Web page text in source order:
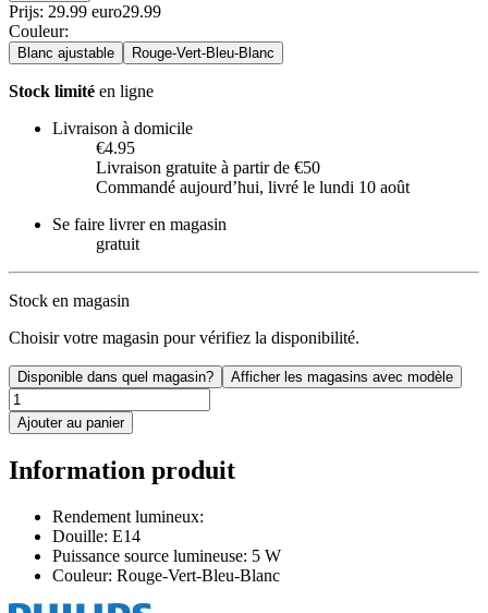
Prijs: 29.99 euro29.99
Couleur:
Blanc ajustable Rouge-Vert-Bleu-Blanc
Stock limité en ligne
Livraison à domicile
€4.95
Livraison gratuite à partir de €50
Commandé aujourdʼhui, livré le lundi 10 août
Se faire livrer en magasin
gratuit
Stock en magasin
Choisir votre magasin pour vérifiez la disponibilité.
Disponible dans quel magasin? Afficher les magasins avec modèle
Ajouter au panier
Information produit
Rendement lumineux:
Douille: E14
Puissance source lumineuse: 5 W
Couleur: Rouge-Vert-Bleu-Blanc